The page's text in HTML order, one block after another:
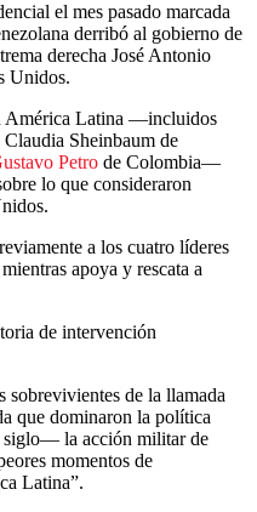
el mes pasado marcada
derribó al gobierno de
derecha José Antonio
Unidos.
América Latina —incluidos
Sheinbaum de
Petro de Colombia—
lo que consideraron
a los cuatro líderes
apoya y rescata a
de intervención
de la llamada
que dominaron la política
siglo— la acción militar de
momentos de
Latina”.